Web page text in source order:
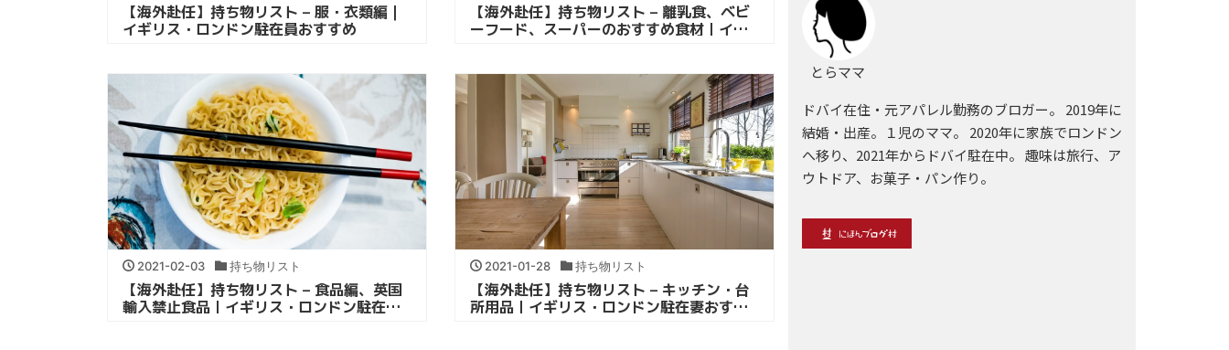
【海外赴任】持ち物リスト – 服・衣類編｜
イギリス・ロンドン駐在員おすすめ
【海外赴任】持ち物リスト – 離乳食、ベビ
ーフード、スーパーのおすすめ食材｜イギ
2021-02-03 持ち物リスト
【海外赴任】持ち物リスト – 食品編、英国
輸入禁止食品｜イギリス・ロンドン駐在員
2021-01-28 持ち物リスト
【海外赴任】持ち物リスト – キッチン・台
所用品｜イギリス・ロンドン駐在妻おすす
とらママ
ドバイ在住・元アパレル勤務のブロガー。 2019年に
結婚・出産。１児のママ。 2020年に家族でロンドン
へ移り、2021年からドバイ駐在中。 趣味は旅行、ア
ウトドア、お菓子・パン作り。